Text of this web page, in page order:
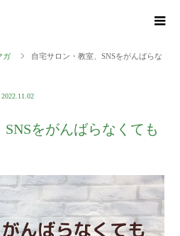
ガ
自宅サロン・教室、SNSをがんばらな
2022.11.02
をがんばらなくても